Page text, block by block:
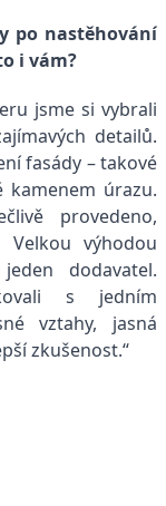
po nastěhování
i vám?
jsme si vybrali
detailů.
fasády – takové
úrazu.
provedeno,
výhodou
dodavatel.
s jedním
vztahy, jasná
zkušenost.“